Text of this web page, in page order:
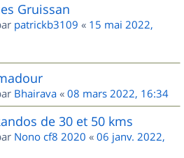
Gruissan
patrickb3109 « 15 mai 2022,
Bhairava « 08 mars 2022, 16:34
de 30 et 50 kms
Nono cf8 2020 « 06 janv. 2022,